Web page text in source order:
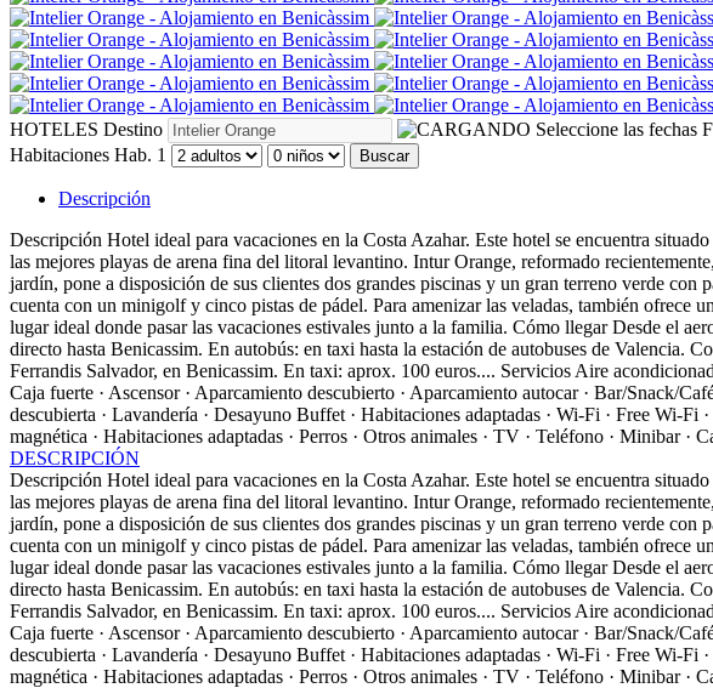
HOTELES Destino Seleccione las fechas
Habitaciones Hab. 1 Buscar
Descripción
Descripción Hotel ideal para vacaciones en la Costa Azahar. Este hotel se encuentra
las mejores playas de arena fina del litoral levantino. Intur Orange, reformado
jardín, pone a disposición de sus clientes dos grandes piscinas y un gran terreno verde
cuenta con un minigolf y cinco pistas de pádel. Para amenizar las veladas, también
lugar ideal donde pasar las vacaciones estivales junto a la familia. Cómo llegar Desde el
directo hasta Benicassim. En autobús: en taxi hasta la estación de autobuses de Valencia.
Ferrandis Salvador, en Benicassim. En taxi: aprox. 100 euros.... Servicios Aire
Caja fuerte · Ascensor · Aparcamiento descubierto · Aparcamiento autocar · Bar/Snack/
descubierta · Lavandería · Desayuno Buffet · Habitaciones adaptadas · Wi-Fi · Free Wi-Fi
magnética · Habitaciones adaptadas · Perros · Otros animales · TV · Teléfono · Minibar ·
DESCRIPCIÓN
Descripción Hotel ideal para vacaciones en la Costa Azahar. Este hotel se encuentra
las mejores playas de arena fina del litoral levantino. Intur Orange, reformado
jardín, pone a disposición de sus clientes dos grandes piscinas y un gran terreno verde
cuenta con un minigolf y cinco pistas de pádel. Para amenizar las veladas, también
lugar ideal donde pasar las vacaciones estivales junto a la familia. Cómo llegar Desde el
directo hasta Benicassim. En autobús: en taxi hasta la estación de autobuses de Valencia.
Ferrandis Salvador, en Benicassim. En taxi: aprox. 100 euros.... Servicios Aire
Caja fuerte · Ascensor · Aparcamiento descubierto · Aparcamiento autocar · Bar/Snack/
descubierta · Lavandería · Desayuno Buffet · Habitaciones adaptadas · Wi-Fi · Free Wi-Fi
magnética · Habitaciones adaptadas · Perros · Otros animales · TV · Teléfono · Minibar ·